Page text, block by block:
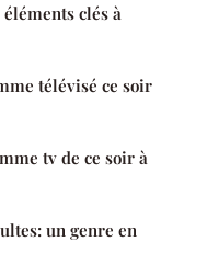
clés à
télévisé ce soir
tv de ce soir à
un genre en